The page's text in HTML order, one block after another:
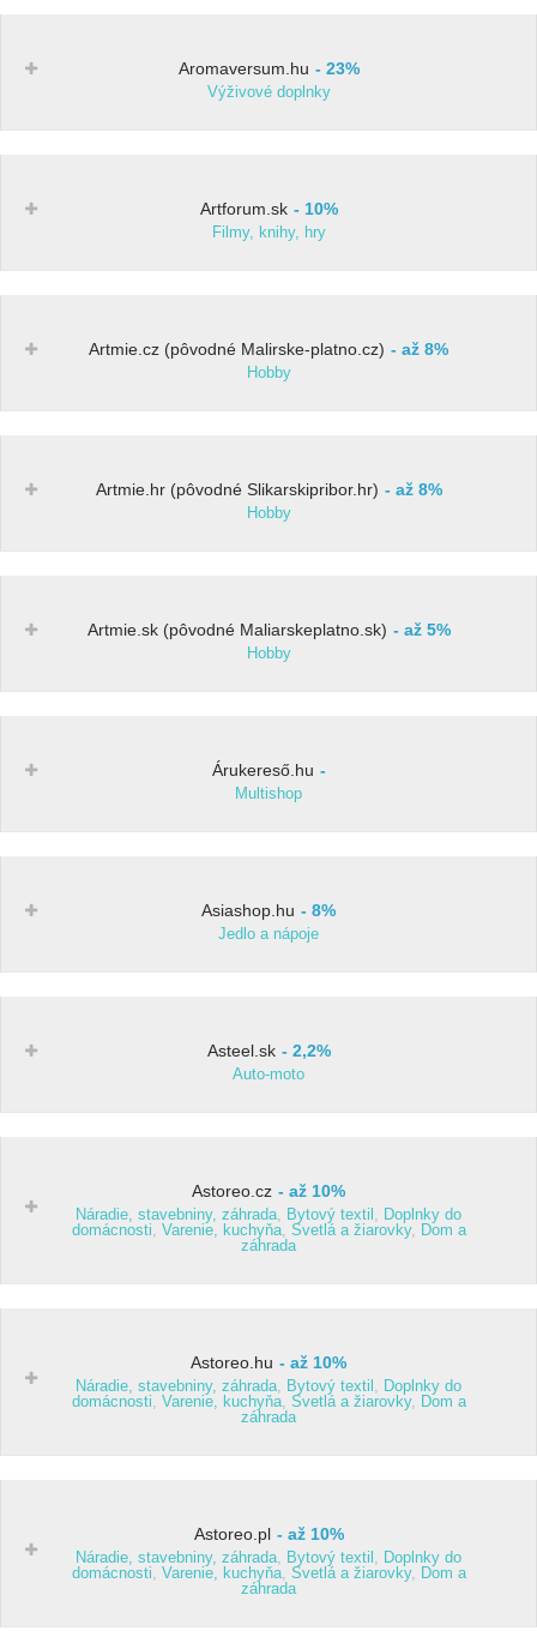
Aromaversum.hu 23%
Výživové doplnky
Artforum.sk 10%
Filmy, knihy, hry
Artmie.cz (pôvodné Malirske-platno.cz) až 8%
Hobby
Artmie.hr (pôvodné Slikarskipribor.hr) až 8%
Hobby
Artmie.sk (pôvodné Maliarskeplatno.sk) až 5%
Hobby
Árukereső.hu
Multishop
Asiashop.hu 8%
Jedlo a nápoje
Asteel.sk 2,2%
Auto-moto
Astoreo.cz až 10%
Náradie, stavebniny, záhrada, Bytový textil , Doplnky do
domácnosti, Varenie, kuchyňa, Svetlá a žiarovky, Dom a
záhrada
Astoreo.hu až 10%
Náradie, stavebniny, záhrada, Bytový textil , Doplnky do
domácnosti, Varenie, kuchyňa, Svetlá a žiarovky, Dom a
záhrada
Astoreo.pl až 10%
Náradie, stavebniny, záhrada, Bytový textil , Doplnky do
domácnosti, Varenie, kuchyňa, Svetlá a žiarovky, Dom a
záhrada